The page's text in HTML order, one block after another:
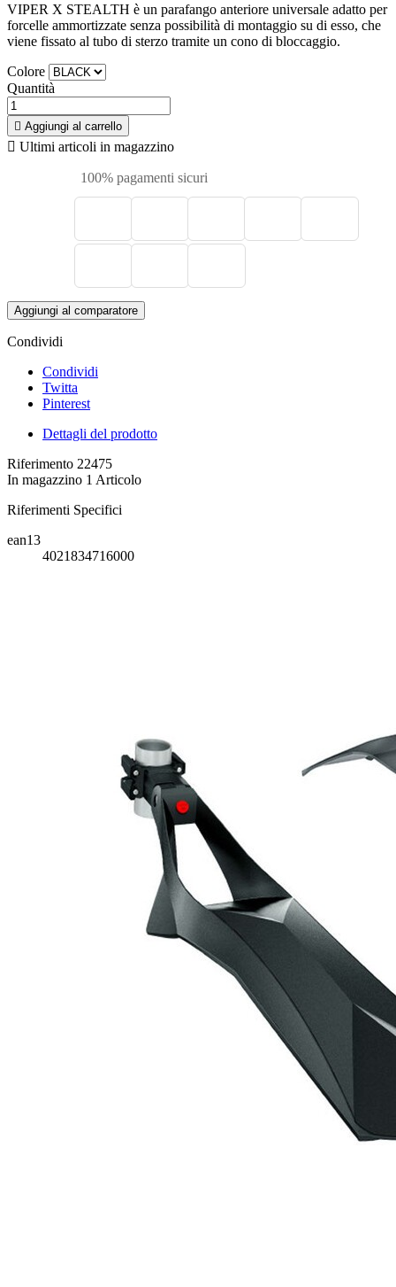
VIPER X STEALTH è un parafango anteriore universale adatto per
forcelle ammortizzate senza possibilità di montaggio su di esso, che
viene fissato al tubo di sterzo tramite un cono di bloccaggio.
Colore
Quantità
 Aggiungi al carrello
 Ultimi articoli in magazzino
100% pagamenti sicuri
Aggiungi al comparatore
Condividi
Condividi
Twitta
Pinterest
Dettagli del prodotto
Riferimento 22475
In magazzino 1 Articolo
Riferimenti Specifici
ean13
4021834716000